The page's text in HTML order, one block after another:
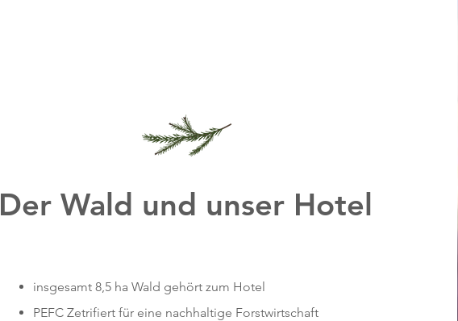
Der Wald und unser Hotel
insgesamt 8,5 ha Wald gehört zum Hotel
PEFC Zetrifiert für eine nachhaltige Forstwirtschaft